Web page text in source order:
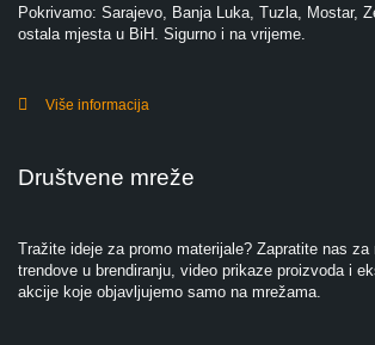
Pokrivamo: Sarajevo, Banja Luka, Tuzla, Mostar,
ostala mjesta u BiH. Sigurno i na vrijeme.
Više informacija
Društvene mreže
Tražite ideje za promo materijale? Zapratite nas za
trendove u brendiranju, video prikaze proizvoda i
akcije koje objavljujemo samo na mrežama.